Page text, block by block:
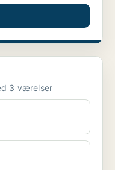
Andelsbolig til salg i 7700 Thisted 3 værelser